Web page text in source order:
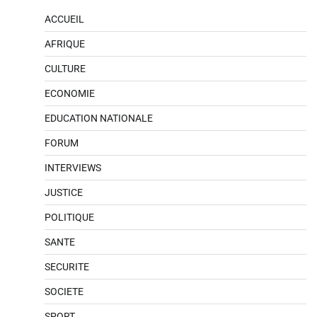
ACCUEIL
AFRIQUE
CULTURE
ECONOMIE
EDUCATION NATIONALE
FORUM
INTERVIEWS
JUSTICE
POLITIQUE
SANTE
SECURITE
SOCIETE